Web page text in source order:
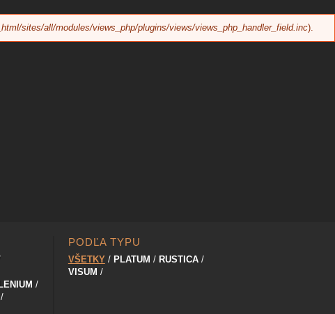
sites/all/modules/views_php/plugins/views/views_php_handler_field.inc).
PODĽA TYPU
VŠETKY PLATUM
RUSTICA
VISUM